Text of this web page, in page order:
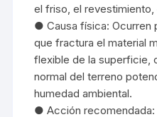
el friso, el revestimiento,
● Causa física: Ocurren
que fractura el material
flexible de la superficie,
normal del terreno
humedad ambiental.
● Acción